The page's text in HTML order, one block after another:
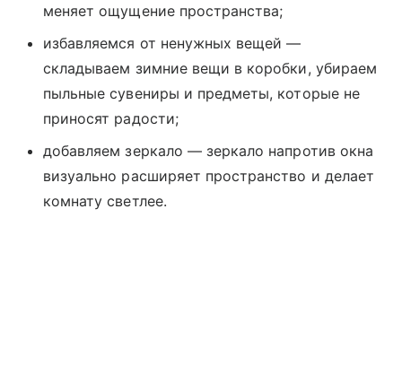
меняет ощущение пространства;
избавляемся от ненужных вещей —
складываем зимние вещи в коробки, убираем
пыльные сувениры и предметы, которые не
приносят радости;
добавляем зеркало — зеркало напротив окна
визуально расширяет пространство и делает
комнату светлее.